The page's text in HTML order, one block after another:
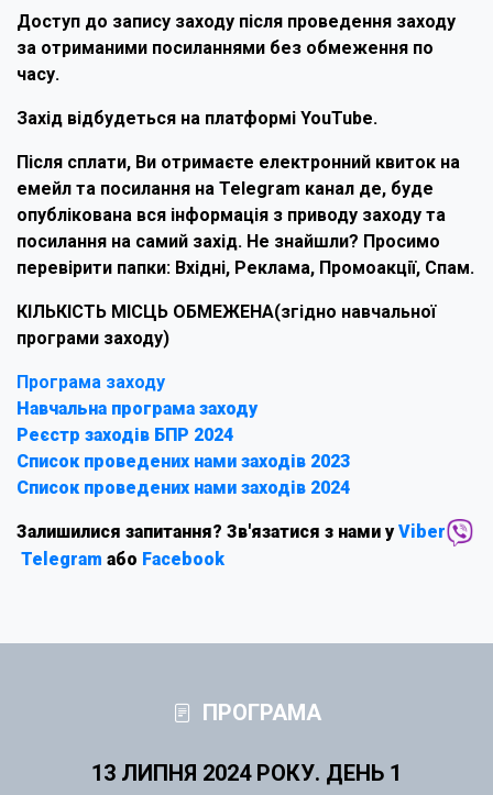
Доступ до запису заходу після проведення заходу
за отриманими посиланнями без обмеження по
часу.
Захід відбудеться на платформі YouTube.
Після сплати, Ви отримаєте електронний квиток на
емейл та посилання на Telegram канал де, буде
опублікована вся інформація з приводу заходу та
посилання на самий захід. Не знайшли? Просимо
перевірити папки: Вхідні, Реклама, Промоакції, Спам.
КІЛЬКІСТЬ МІСЦЬ ОБМЕЖЕНА(згідно навчальної
програми заходу)
Програма заходу
Навчальна програма заходу
Реєстр заходів БПР 2024
Список проведених нами заходів 2023
Список проведених нами заходів 2024
Залишилися запитання? Зв'язатися з нами уViber
Telegram або Facebook
ПРОГРАМА
13 ЛИПНЯ 2024 РОКУ. ДЕНЬ 1